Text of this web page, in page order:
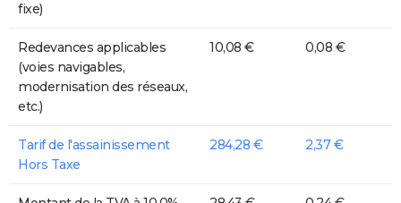
fixe)
Redevances applicables
(voies navigables,
modernisation des réseaux,
etc.)
10,08 € 0,08 €
Tarif de l'assainissement
Hors Taxe
284,28 € 2,37 €